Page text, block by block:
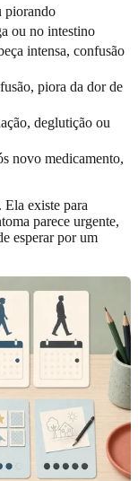
piorando
ou no intestino
intensa, confusão
piora da dor de
deglutição ou
novo medicamento,
Ela existe para
parece urgente,
esperar por um